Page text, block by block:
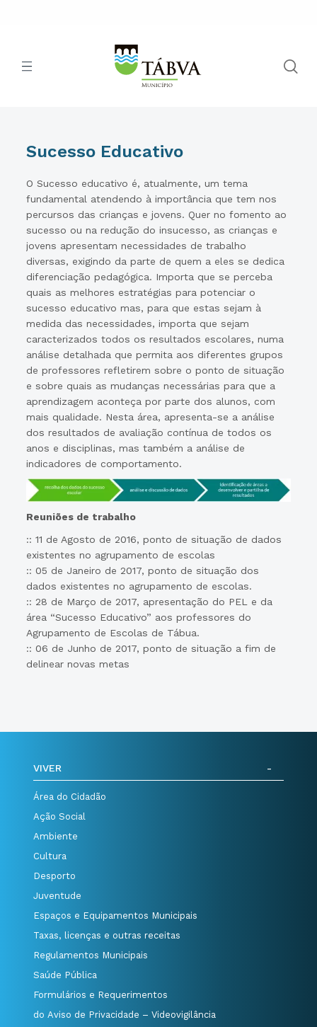
Sucesso Educativo
O Sucesso educativo é, atualmente, um tema
fundamental atendendo à importância que tem nos
percursos das crianças e jovens. Quer no fomento ao
sucesso ou na redução do insucesso, as crianças e
jovens apresentam necessidades de trabalho
diversas, exigindo da parte de quem a eles se dedica
diferenciação pedagógica. Importa que se perceba
quais as melhores estratégias para potenciar o
sucesso educativo mas, para que estas sejam à
medida das necessidades, importa que sejam
caracterizados todos os resultados escolares, numa
análise detalhada que permita aos diferentes grupos
de professores refletirem sobre o ponto de situação
e sobre quais as mudanças necessárias para que a
aprendizagem aconteça por parte dos alunos, com
mais qualidade. Nesta área, apresenta-se a análise
dos resultados de avaliação contínua de todos os
anos e disciplinas, mas também a análise de
indicadores de comportamento.
Reuniões de trabalho
:: 11 de Agosto de 2016, ponto de situação de dados
existentes no agrupamento de escolas
:: 05 de Janeiro de 2017, ponto de situação dos
dados existentes no agrupamento de escolas.
:: 28 de Março de 2017, apresentação do PEL e da
área “Sucesso Educativo” aos professores do
Agrupamento de Escolas de Tábua.
:: 06 de Junho de 2017, ponto de situação a fim de
delinear novas metas
VIVER
Área do Cidadão
Ação Social
Ambiente
Cultura
Desporto
Juventude
Espaços e Equipamentos Municipais
Taxas, licenças e outras receitas
Regulamentos Municipais
Saúde Pública
Formulários e Requerimentos
do Aviso de Privacidade – Videovigilância